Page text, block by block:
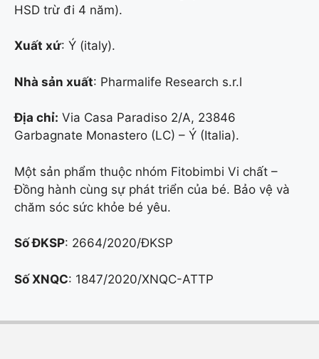
HSD trừ đi 4 năm).
Xuất xứ: Ý (italy).
Nhà sản xuất: Pharmalife Research s.r.l
Địa chỉ: Via Casa Paradiso 2/A, 23846
Garbagnate Monastero (LC) – Ý (Italia).
Một sản phẩm thuộc nhóm Fitobimbi Vi chất –
Đồng hành cùng sự phát triển của bé. Bảo vệ và
chăm sóc sức khỏe bé yêu.
Số ĐKSP: 2664/2020/ĐKSP
Số XNQC: 1847/2020/XNQC-ATTP